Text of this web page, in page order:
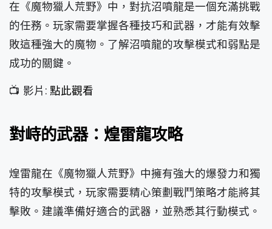
在《魔物獵人荒野》中，對抗沼噴龍是一個充滿挑戰
的任務。玩家需要掌握各種技巧和武器，才能有效擊
敗這種強大的魔物。了解沼噴龍的攻擊模式和弱點是
成功的關鍵。
📺 影片: 點此觀看
對峙的武器：煌雷龍攻略
煌雷龍在《魔物獵人荒野》中擁有強大的爆發力和獨
特的攻擊模式，玩家需要精心策劃戰鬥策略才能將其
擊敗。建議準備好適合的武器，並熟悉其行動模式。